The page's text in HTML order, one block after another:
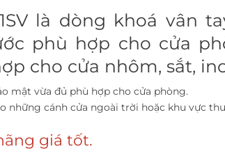
là dòng khoá vân
phù hợp cho cửa
cho cửa nhôm, sắt,
mật vừa đủ phù hợp cho cửa phòng.
những cánh cửa ngoài trời hoặc khu vực
giá tốt.